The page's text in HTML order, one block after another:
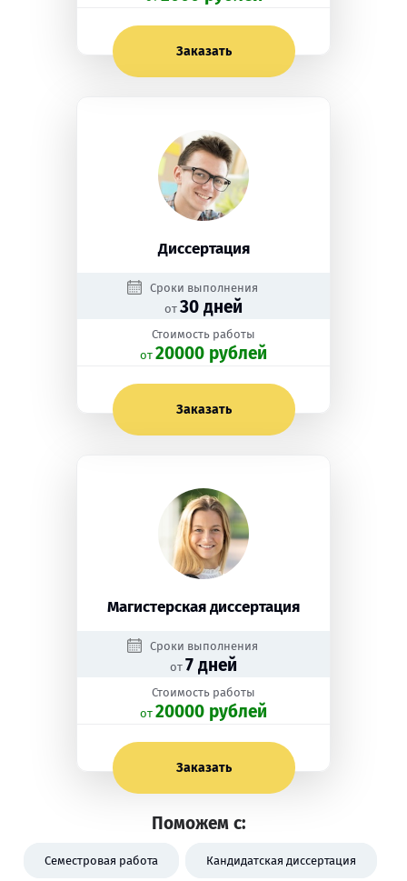
Заказать
Диссертация
Сроки выполнения
от 30 дней
Стоимость работы
oт 20000 рублей
Заказать
Магистерская диссертация
Сроки выполнения
от 7 дней
Стоимость работы
oт 20000 рублей
Заказать
Поможем с:
Семестровая работа Кандидатская диссертация